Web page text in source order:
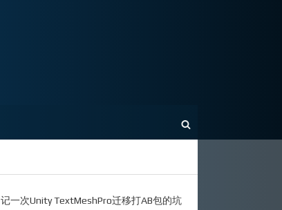
记一次Unity TextMeshPro迁移打AB包的坑